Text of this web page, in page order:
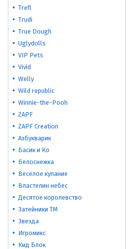
Trefl
Trudi
True Dough
Uglydolls
VIP Pets
Vivid
Welly
Wild republic
Winnie-the-Pooh
ZAPF
ZAPF Creation
Азбукварик
Басик и Ко
Белоснежка
Весёлое купание
Властелин небес
Десятое королевство
Затейники ТМ
Звезда
Игромикс
Кид Блок